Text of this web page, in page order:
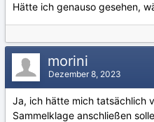
Hätte ich genauso gesehen,
morini
Dezember 8, 2023
Ja, ich hätte mich tatsächlich
Sammelklage anschließen